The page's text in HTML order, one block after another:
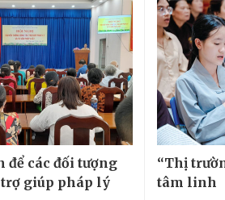
để các đối tượng
trợ giúp pháp lý
“Thị
tâm linh